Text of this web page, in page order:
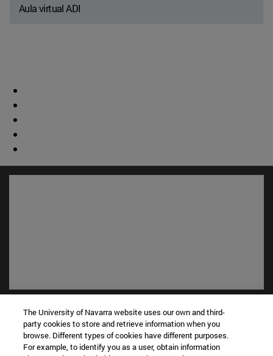
Aula virtual ADI
Biblioteca(abre en nueva ventana)
Mi correo(abre en nueva ventana)
Aula virtual ADI(abre en nueva ventana)
The University of Navarra website uses our own and third-
party cookies to store and retrieve information when you
browse. Different types of cookies have different purposes.
For example, to identify you as a user, obtain information